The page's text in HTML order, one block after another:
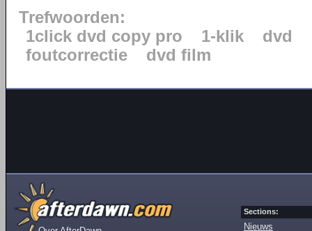
Trefwoorden:
1click dvd copy pro
1-klik dvd
foutcorrectie
dvd film
Sections:
Nieuws